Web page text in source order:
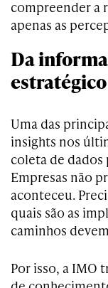
compreender a
apenas as
Da
estratégico
Uma das
insights nos
coleta de dados
Empresas não
aconteceu.
quais são as
caminhos
Por isso, a IMO